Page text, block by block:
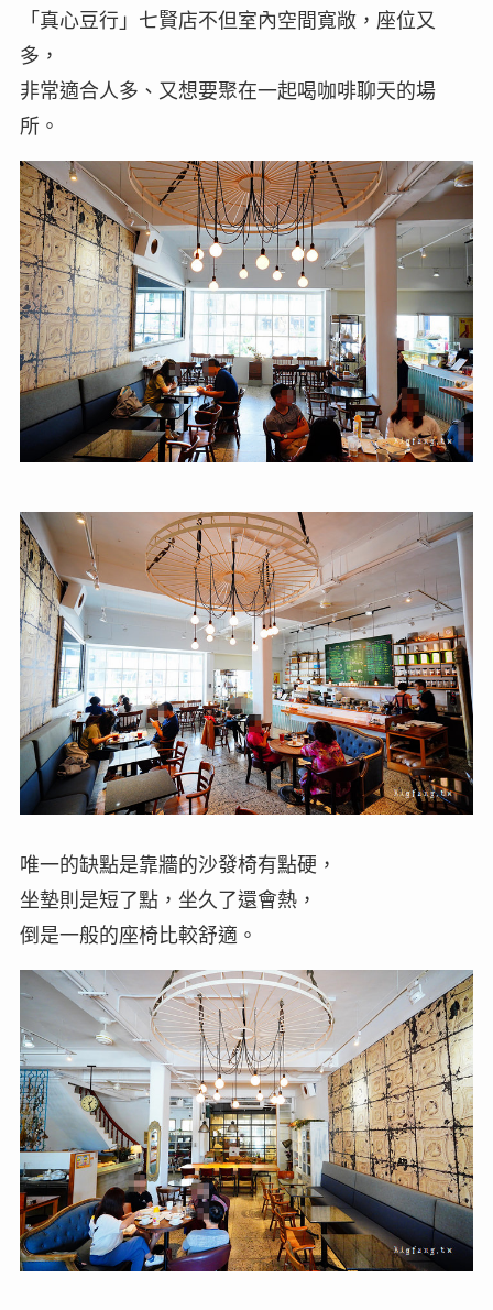
「真心豆行」七賢店不但室內空間寬敞，座位又
多，
非常適合人多、又想要聚在一起喝咖啡聊天的場
所。
唯一的缺點是靠牆的沙發椅有點硬，
坐墊則是短了點，坐久了還會熱，
倒是一般的座椅比較舒適。